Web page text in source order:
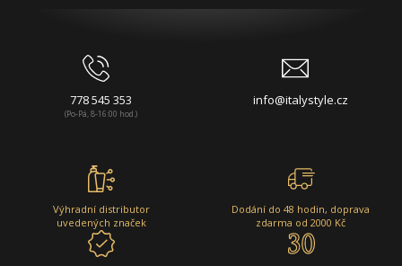
778 545 353
(Po-Pá, 8-16:00 hod.)
info@italystyle.cz
Výhradní distributor
uvedených značek
Dodání do 48 hodin, doprava
zdarma od 2000 Kč